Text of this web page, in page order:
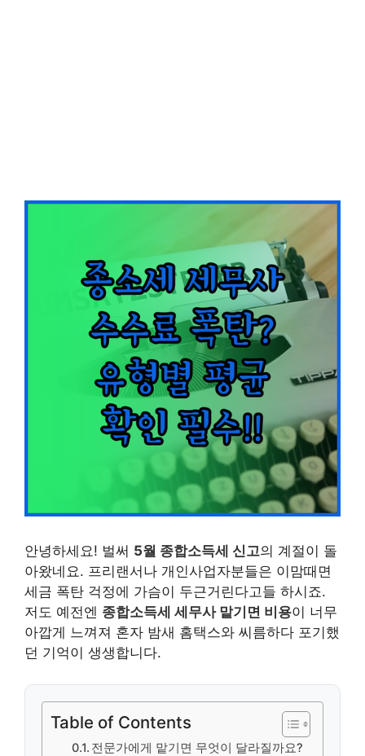
안녕하세요! 벌써 5월 종합소득세 신고의 계절이 돌
아왔네요. 프리랜서나 개인사업자분들은 이맘때면
세금 폭탄 걱정에 가슴이 두근거린다고들 하시죠.
저도 예전엔 종합소득세 세무사 맡기면 비용이 너무
아깝게 느껴져 혼자 밤새 홈택스와 씨름하다 포기했
던 기억이 생생합니다.
Table of Contents
전문가에게 맡기면 무엇이 달라질까요?